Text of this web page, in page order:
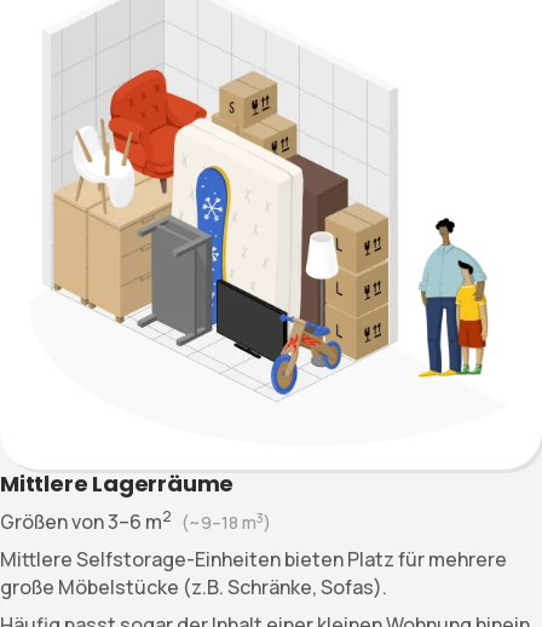
Mittlere Lagerräume
Größen von3–6 m2 (~9–18 m3)
Mittlere Selfstorage-Einheiten bieten Platz für mehrere
große Möbelstücke (z.B. Schränke, Sofas).